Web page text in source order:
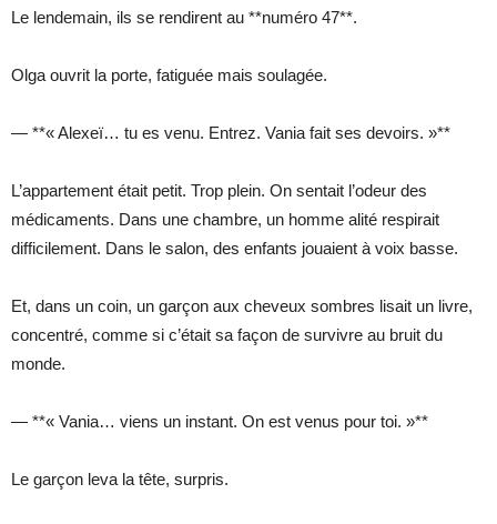
Le lendemain, ils se rendirent au **numéro 47**.
Olga ouvrit la porte, fatiguée mais soulagée.
— **« Alexeï… tu es venu. Entrez. Vania fait ses devoirs. »**
L’appartement était petit. Trop plein. On sentait l’odeur des
médicaments. Dans une chambre, un homme alité respirait
difficilement. Dans le salon, des enfants jouaient à voix basse.
Et, dans un coin, un garçon aux cheveux sombres lisait un livre,
concentré, comme si c’était sa façon de survivre au bruit du
monde.
— **« Vania… viens un instant. On est venus pour toi. »**
Le garçon leva la tête, surpris.